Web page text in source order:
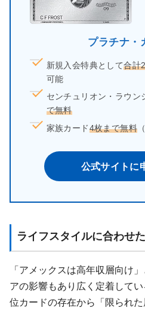
プラチナ・
新規入会特典として合計
可能
センチュリオン・ラウン
で無料
家族カード 4枚まで無料
公式サイトに
ライフスタイルに合わせ
「アメックスは高年収層向け
アの影響もあり広く定着して
位カードの存在から「限られ